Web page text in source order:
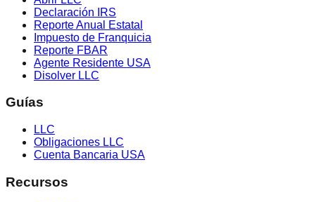
Declaración IRS
Reporte Anual Estatal
Impuesto de Franquicia
Reporte FBAR
Agente Residente USA
Disolver LLC
Guías
LLC
Obligaciones LLC
Cuenta Bancaria USA
Recursos